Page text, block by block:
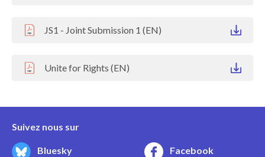
JS1 - Joint Submission 1 (EN)
Unite for Rights (EN)
Suivez nous sur
Bluesky Facebook